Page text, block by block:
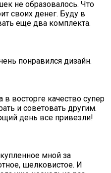
не образовалось. Что
своих денег. Буду в
еще два комплекта.
понравился дизайн.
восторге качество супер
и советовать другим.
день все привезли!
мной за
шелковистое. И